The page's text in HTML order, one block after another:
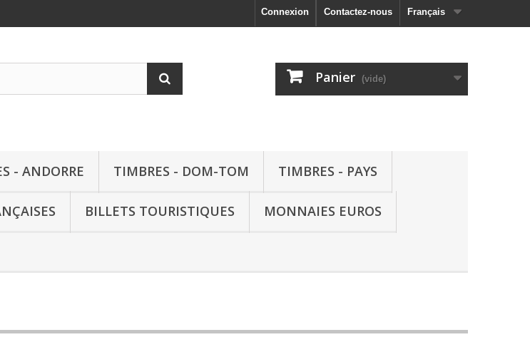
Français
Contactez-nous
Connexion
Panier (vide)
- ANDORRE TIMBRES - DOM-TOM TIMBRES - PAYS
BILLETS TOURISTIQUES MONNAIES EUROS